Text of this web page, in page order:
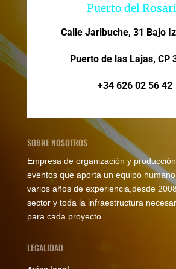
Puerto del
Calle Jaribuche, 31 Bajo
Puerto de las Lajas, CP
+34 626 02 56 42
SOBRE NOSOTROS
Empresa de organización y
eventos que aporta un equipo
varios años de experiencia,desde
sector y toda la infraestructura
para cada proyecto
LEGALIDAD